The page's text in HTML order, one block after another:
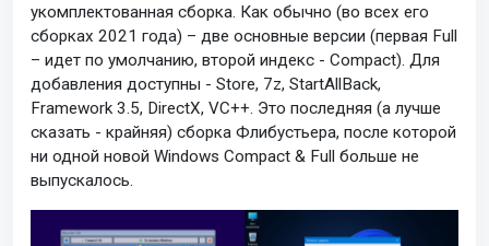
укомплектованная сборка. Как обычно (во всех его
сборках 2021 года) – две основные версии (первая Full
– идет по умолчанию, второй индекс - Compact). Для
добавления доступны - Store, 7z, StartAllBack,
Framework 3.5, DirectX, VC++. Это последняя (а лучше
сказать - крайняя) сборка Флибустьера, после которой
ни одной новой Windows Compact & Full больше не
выпускалось.